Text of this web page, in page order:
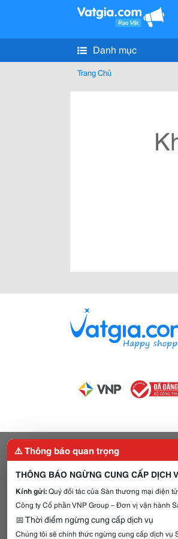
Danh mục
Trang Chủ
⚠️ Thông báo quan trọng
THÔNG BÁO NGỪNG CUNG CẤP DỊCH
Kính gửi:Quý đối tác của Sàn thương mại điện
Công ty Cổ phần VNP Group – Đơn vị vận hành
📅 Thời điểm ngừng cung cấp dịch vụ
Chúng tôi sẽ chính thức ngừng cung cấp dịch